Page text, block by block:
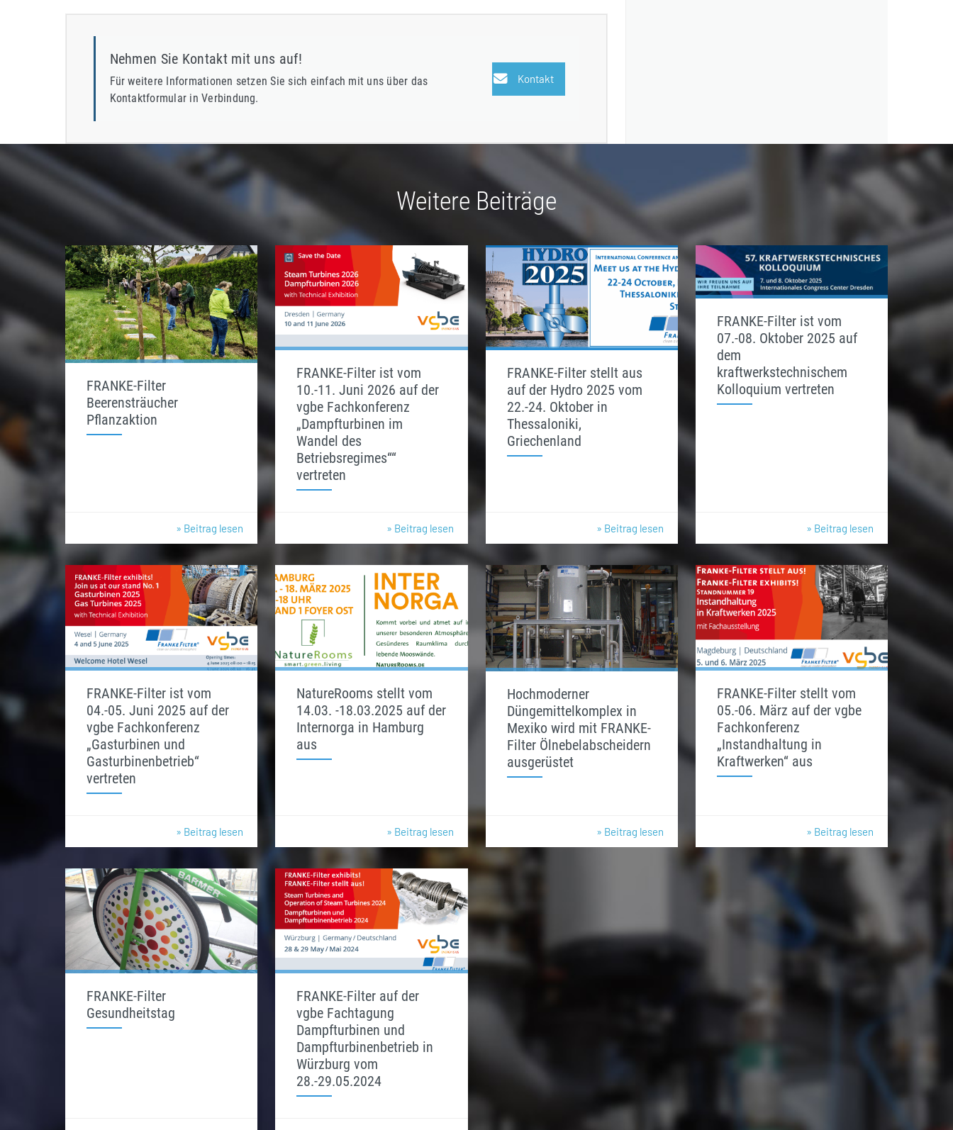
Nehmen Sie Kontakt mit uns auf!
Für weitere Informationen setzen Sie sich einfach mit uns über das
Kontaktformular in Verbindung.
Kontakt
Weitere Beiträge
FRANKE-Filter
Beerensträucher
Pflanzaktion
» Beitrag lesen
FRANKE-Filter ist vom
10.-11. Juni 2026 auf der
vgbe Fachkonferenz
„Dampfturbinen im
Wandel des
Betriebsregimes““
vertreten
» Beitrag lesen
FRANKE-Filter stellt aus
auf der Hydro 2025 vom
22.-24. Oktober in
Thessaloniki,
Griechenland
» Beitrag lesen
FRANKE-Filter ist vom
07.-08. Oktober 2025 auf
dem
kraftwerkstechnischem
Kolloquium vertreten
» Beitrag lesen
FRANKE-Filter ist vom
04.-05. Juni 2025 auf der
vgbe Fachkonferenz
„Gasturbinen und
Gasturbinenbetrieb“
vertreten
» Beitrag lesen
NatureRooms stellt vom
14.03. -18.03.2025 auf der
Internorga in Hamburg
aus
» Beitrag lesen
Hochmoderner
Düngemittelkomplex in
Mexiko wird mit FRANKE-
Filter Ölnebelabscheidern
ausgerüstet
» Beitrag lesen
FRANKE-Filter stellt vom
05.-06. März auf der vgbe
Fachkonferenz
„Instandhaltung in
Kraftwerken“ aus
» Beitrag lesen
FRANKE-Filter
Gesundheitstag
FRANKE-Filter auf der
vgbe Fachtagung
Dampfturbinen und
Dampfturbinenbetrieb in
Würzburg vom
28.-29.05.2024